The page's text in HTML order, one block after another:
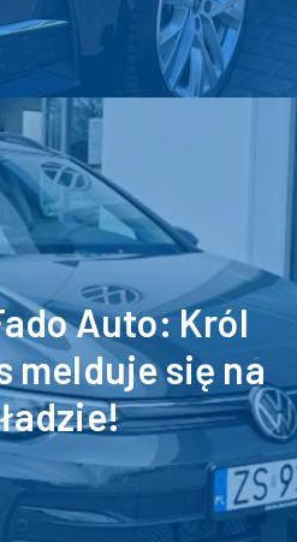
Auto: Król
melduje się na